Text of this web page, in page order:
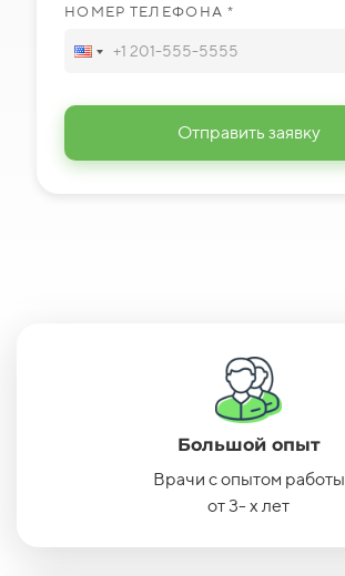
НОМЕР ТЕЛЕФОНА *
Отправить заявку
Большой опыт
Врачи с опытом работы
от 3- х лет